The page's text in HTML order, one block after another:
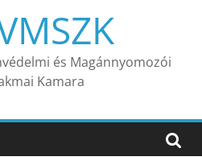
és Magánnyomozói
Kamara